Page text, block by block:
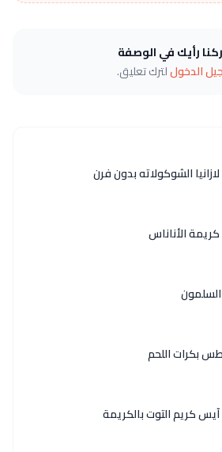
رأيك في الوصفة
الدخوللترك تعليق.
الشوكولاته بدون فرن
الأناناس
بكرات اللحم
كريم التوت بالكريمة